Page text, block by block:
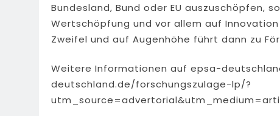
Bundesland, Bund oder EU auszuschöpfen,
Wertschöpfung und vor allem auf
Zweifel und auf Augenhöhe führt dann zu
Weitere Informationen auf epsa-
deutschland.de/forschungszulage-lp/?